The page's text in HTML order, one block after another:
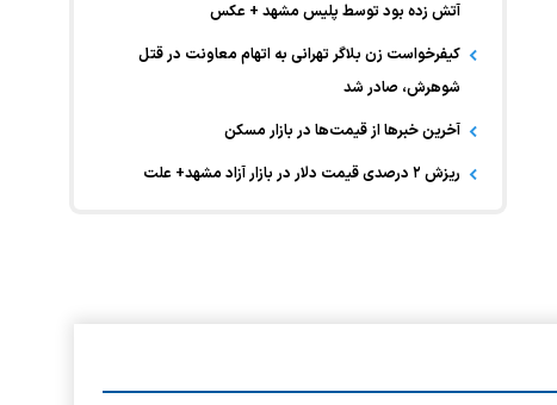
آتش زده بود توسط پلیس مشهد + عکس
کیفرخواست زن بلاگر تهرانی به اتهام معاونت در قتل
شوهرش، صادر شد
آخرین خبر‌ها از قیمت‌ها در بازار مسکن
ریزش ۲ درصدی قیمت دلار در بازار آزاد مشهد+ علت